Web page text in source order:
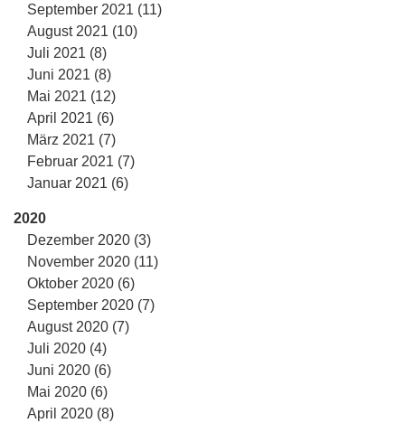
September 2021 (11)
August 2021 (10)
Juli 2021 (8)
Juni 2021 (8)
Mai 2021 (12)
April 2021 (6)
März 2021 (7)
Februar 2021 (7)
Januar 2021 (6)
2020
Dezember 2020 (3)
November 2020 (11)
Oktober 2020 (6)
September 2020 (7)
August 2020 (7)
Juli 2020 (4)
Juni 2020 (6)
Mai 2020 (6)
April 2020 (8)